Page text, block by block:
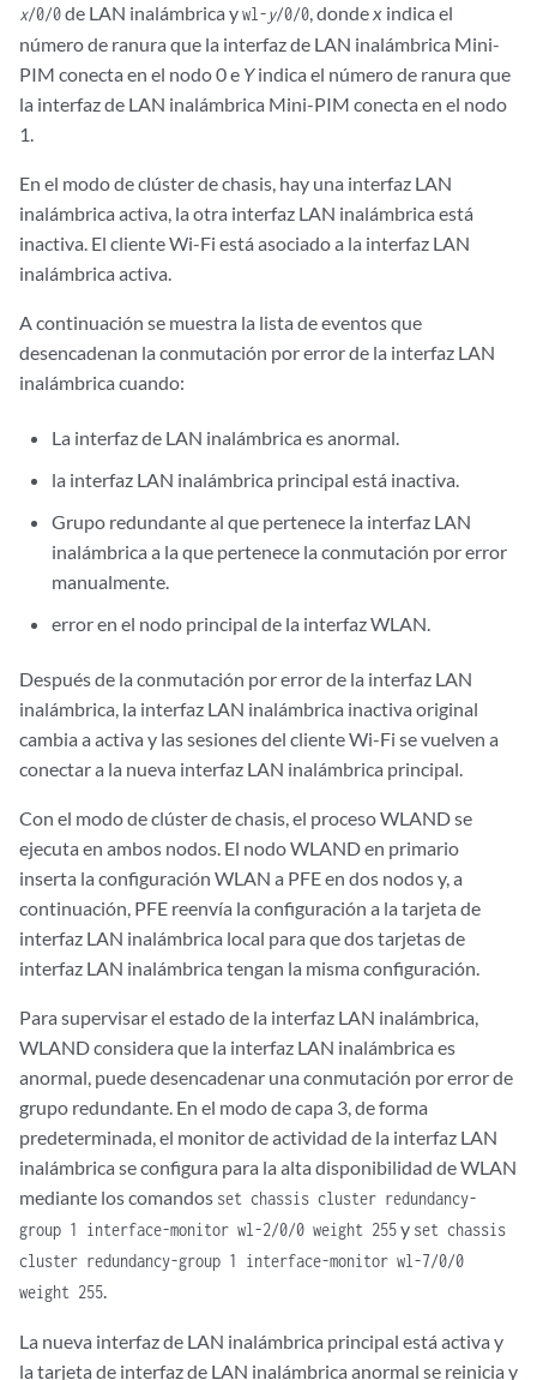
x/0/0de LAN inalámbrica ywl-y/0/0, dondex indica el
número de ranura que la interfaz de LAN inalámbrica Mini-
PIM conecta en el nodo 0 e Yindica el número de ranura que
la interfaz de LAN inalámbrica Mini-PIM conecta en el nodo
1.
En el modo de clúster de chasis, hay una interfaz LAN
inalámbrica activa, la otra interfaz LAN inalámbrica está
inactiva. El cliente Wi-Fi está asociado a la interfaz LAN
inalámbrica activa.
A continuación se muestra la lista de eventos que
desencadenan la conmutación por error de la interfaz LAN
inalámbrica cuando:
La interfaz de LAN inalámbrica es anormal.
la interfaz LAN inalámbrica principal está inactiva.
Grupo redundante al que pertenece la interfaz LAN
inalámbrica a la que pertenece la conmutación por error
manualmente.
error en el nodo principal de la interfaz WLAN.
Después de la conmutación por error de la interfaz LAN
inalámbrica, la interfaz LAN inalámbrica inactiva original
cambia a activa y las sesiones del cliente Wi-Fi se vuelven a
conectar a la nueva interfaz LAN inalámbrica principal.
Con el modo de clúster de chasis, el proceso WLAND se
ejecuta en ambos nodos. El nodo WLAND en primario
inserta la configuración WLAN a PFE en dos nodos y, a
continuación, PFE reenvía la configuración a la tarjeta de
interfaz LAN inalámbrica local para que dos tarjetas de
interfaz LAN inalámbrica tengan la misma configuración.
Para supervisar el estado de la interfaz LAN inalámbrica,
WLAND considera que la interfaz LAN inalámbrica es
anormal, puede desencadenar una conmutación por error de
grupo redundante. En el modo de capa 3, de forma
predeterminada, el monitor de actividad de la interfaz LAN
inalámbrica se configura para la alta disponibilidad de WLAN
mediante los comandos set chassis cluster redundancy-
group 1 interface-monitor wl-2/0/0 weight 255y set chassis
cluster redundancy-group 1 interface-monitor wl-7/0/0
weight 255.
La nueva interfaz de LAN inalámbrica principal está activa y
la tarjeta de interfaz de LAN inalámbrica anormal se reinicia y